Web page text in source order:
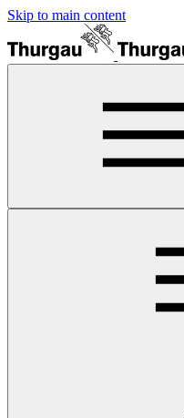
Skip to main content